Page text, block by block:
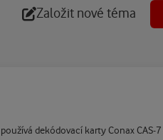
Založit nové téma
dekódovací karty Conax CAS-7